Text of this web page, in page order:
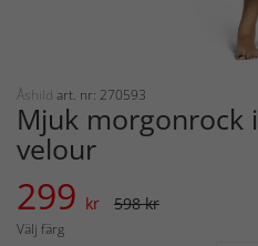
Åshild art. nr: 270593
Mjuk morgonrock i
velour
299 kr 598 kr
Välj färg